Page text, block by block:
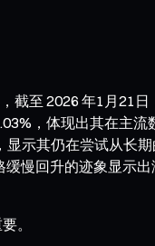
截至 2026 年1月21日
，体现出其在主
显示其仍在尝试从长
慢回升的迹象显示
。